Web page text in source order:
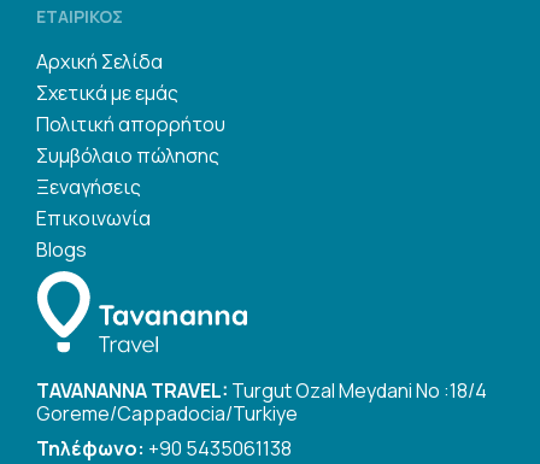
ΕΤΑΙΡΙΚΌΣ
Αρχική Σελίδα
Σχετικά με εμάς
Πολιτική απορρήτου
Συμβόλαιο πώλησης
Ξεναγήσεις
Επικοινωνία
Blogs
TAVANANNA TRAVEL: Turgut Ozal Meydani No :18/4
Goreme/Cappadocia/Turkiye
Τηλέφωνο: +90 5435061138